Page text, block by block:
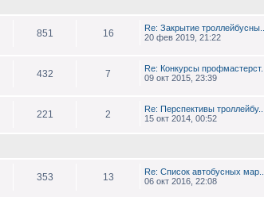
851 16 Re: Закрытие троллейбусны...
20 фев 2019, 21:22
432 7 Re: Конкурсы профмастерст...
09 окт 2015, 23:39
221 2 Re: Перспективы троллейбу...
15 окт 2014, 00:52
353 13 Re: Список автобусных мар...
06 окт 2016, 22:08